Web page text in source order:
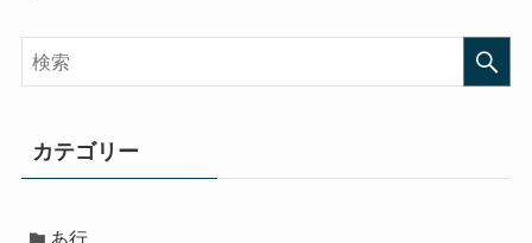
カテゴリー